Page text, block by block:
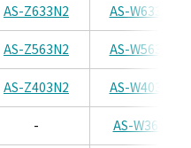
AS-Z633N2 AS-W633N2
AS-Z563N2 AS-W563N2
AS-Z403N2 AS-W403N2
- AS-W363N